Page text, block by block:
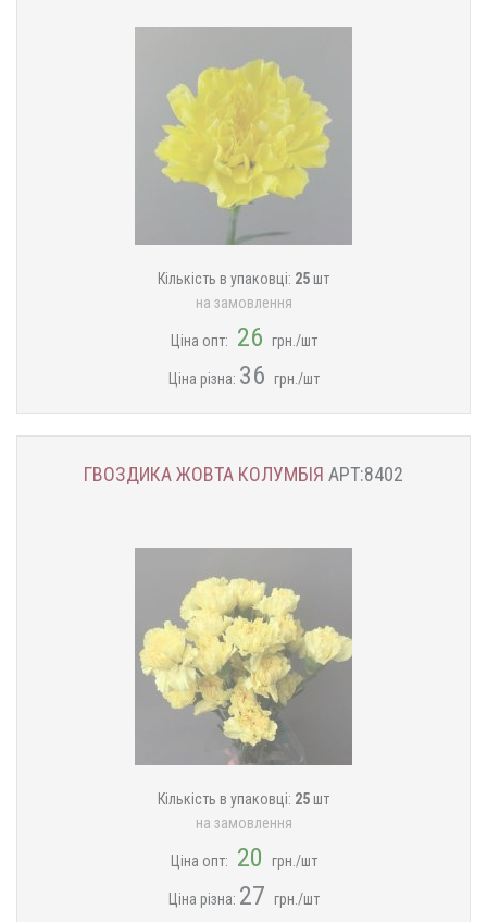
Кількість в упаковці: 25 шт
на замовлення
Ціна опт: 26 грн./шт
Ціна різна: 36 грн./шт
ГВОЗДИКА ЖОВТА КОЛУМБІЯ АРТ:8402
Кількість в упаковці: 25 шт
на замовлення
Ціна опт: 20 грн./шт
Ціна різна: 27 грн./шт